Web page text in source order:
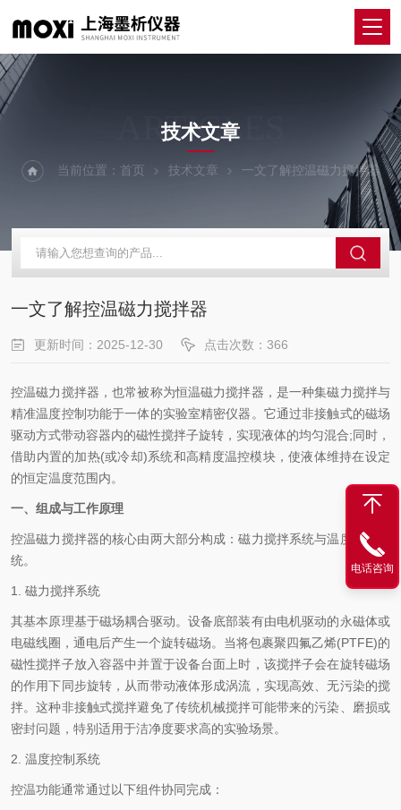
ARTICLES
技术文章
当前位置： 首页 技术文章 一文了解控温磁力搅拌器
一文了解控温磁力搅拌器
更新时间：2025-12-30 点击次数：366
控温磁力搅拌器，也常被称为恒温磁力搅拌器，是一种集磁力搅拌与
精准温度控制功能于一体的实验室精密仪器。它通过非接触式的磁场
驱动方式带动容器内的磁性搅拌子旋转，实现液体的均匀混合;同时，
借助内置的加热(或冷却)系统和高精度温控模块，使液体维持在设定
的恒定温度范围内。
一、组成与工作原理
控温磁力搅拌器的核心由两大部分构成：磁力搅拌系统与温度控制系
统。
1. 磁力搅拌系统
其基本原理基于磁场耦合驱动。设备底部装有由电机驱动的永磁体或
电磁线圈，通电后产生一个旋转磁场。当将包裹聚四氟乙烯(PTFE)的
磁性搅拌子放入容器中并置于设备台面上时，该搅拌子会在旋转磁场
的作用下同步旋转，从而带动液体形成涡流，实现高效、无污染的搅
拌。这种非接触式搅拌避免了传统机械搅拌可能带来的污染、磨损或
密封问题，特别适用于洁净度要求高的实验场景。
2. 温度控制系统
控温功能通常通过以下组件协同完成：
电话咨询